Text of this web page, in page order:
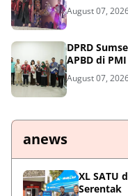
August 07,
DPRD
APBD di
August 07,
anews
XL SATU
Serentak